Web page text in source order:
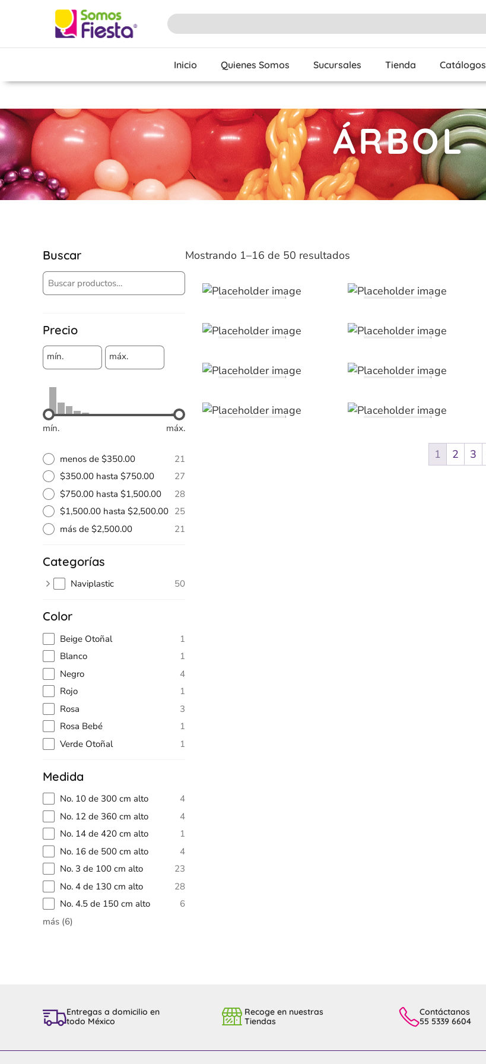
Inicio Quienes Somos Sucursales Tienda Catálogos
ÁRBOL
Buscar
Precio
mín. máx.
mín. máx.
menos de $350.00
21
$350.00 hasta $750.00
27
$750.00 hasta $1,500.00
28
$1,500.00 hasta $2,500.00 25
más de $2,500.00
21
Categorías
Naviplastic 50
Color
Beige Otoñal
1
Blanco
1
Negro
4
Rojo
1
Rosa
3
Rosa Bebé
1
Verde Otoñal
1
Medida
No. 10 de 300 cm alto
4
No. 12 de 360 cm alto
4
No. 14 de 420 cm alto
1
No. 16 de 500 cm alto
4
No. 3 de 100 cm alto
23
No. 4 de 130 cm alto
28
No. 4.5 de 150 cm alto
6
más (6)
Mostrando 1–16 de 50 resultados
1 2 3
Entregas a domicilio en
todo México
Recoge en nuestras
Tiendas
Contáctanos
55 5339 6604